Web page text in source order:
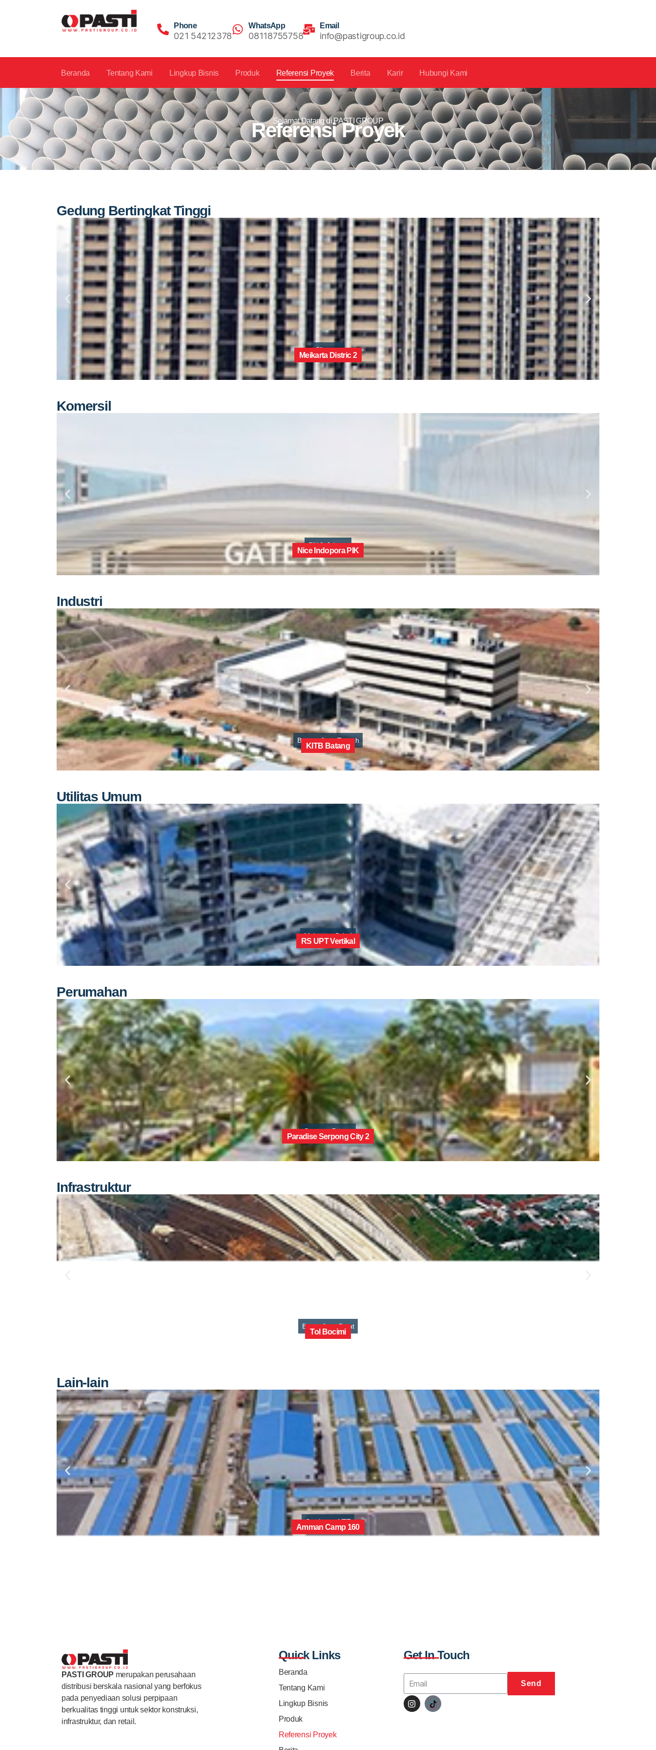
Phone
021 54212378
WhatsApp
08118755758
Email
info@pastigroup.co.id
Beranda Tentang Kami Lingkup Bisnis Produk Referensi Proyek Berita Karir Hubungi Kami
Selamat Datang di PASTI GROUP
Referensi Proyek
Gedung Bertingkat Tinggi
Cikarang
Meikarta Distric 2
Komersil
PIK 2, Jakarta
Nice Indopora PIK
Industri
Batang, Jawa Tengah
KITB Batang
Utilitas Umum
Makassar, Sulsel
RS UPT Vertikal
Perumahan
Serpong, Banten
Paradise Serpong City 2
Infrastruktur
Bogor, Jawa Barat
Tol Bocimi
Lain-lain
Sumbawa, NTT
Amman Camp 160
PASTI GROUP merupakan perusahaan
distribusi berskala nasional yang berfokus
pada penyediaan solusi perpipaan
berkualitas tinggi untuk sektor konstruksi,
infrastruktur, dan retail.
Quick Links
Beranda
Tentang Kami
Lingkup Bisnis
Produk
Referensi Proyek
Get In Touch
Send